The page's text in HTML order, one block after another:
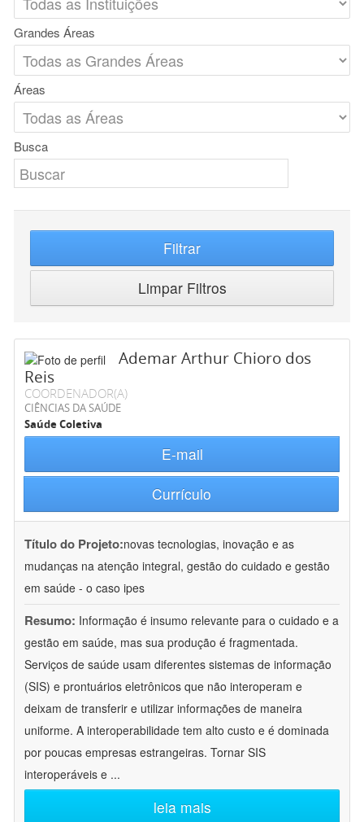
Grandes Áreas
Áreas
Busca
Filtrar
Limpar Filtros
Ademar Arthur Chioro dos
Reis
COORDENADOR(A)
CIÊNCIAS DA SAÚDE
Saúde Coletiva
E-mail
Currículo
Título do Projeto:novas tecnologias, inovação e as
mudanças na atenção integral, gestão do cuidado e gestão
em saúde - o caso ipes
Resumo: Informação é insumo relevante para o cuidado e a
gestão em saúde, mas sua produção é fragmentada.
Serviços de saúde usam diferentes sistemas de informação
(SIS) e prontuários eletrônicos que não interoperam e
deixam de transferir e utilizar informações de maneira
uniforme. A interoperabilidade tem alto custo e é dominada
por poucas empresas estrangeiras. Tornar SIS
interoperáveis e ...
leia mais